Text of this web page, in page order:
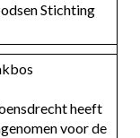
Stichting
heeft
voor de